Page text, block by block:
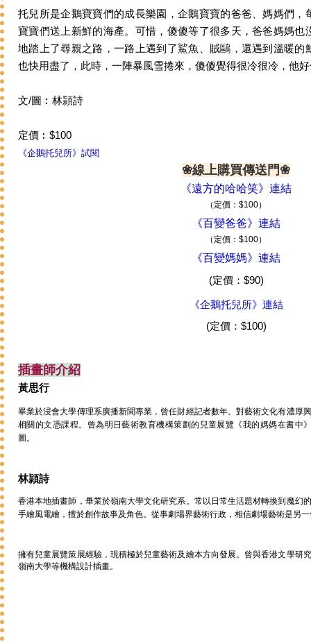
托兒所是企鵝寶寶們的成長樂園，企鵝寶寶的爸爸、媽媽們，
寶寶們送上新鮮的海產。可惜，傻傻等了很多天，爸爸媽媽也
地踏上了尋親之路，一路上遇到了鯊魚、賊鷗，還遇到溫暖的
也快用盡了，此時，一陣暴風雪捲來，傻傻覺得很冷很冷，他
文/圖︰林頴詩
定價︰$100
《企鵝托兒所》試閱
❀線上購買傳送門❀
《遠方的哈哈笑》連結
（定價：$100）
《百變爸爸》連結
（定價：$100）
《百變媽媽》連結
(定價：$90)
《企鵝托兒所》連結
(定價：$100)
插畫師介紹
黃思行
畢業於浸會大學傳理系廣播新聞專業，曾任財經記者數年。對藝術文化有濃厚
相關的文憑課程。曾為明日藝術教育機構策劃的兒童展覽《我的媽媽在書中
圖。
林頴詩
香港本地插畫師，畢業於嶺南大學文化研究系。常以日常生活題材轉換到魔幻
手繪風電繪，擅於創作故事及角色。從事劇場界藝術行政，相信劇場藝術是另
擁有兒童展覽策展經驗，現積極於兒童藝術及繪本方向發展。曾與香港文學研
嶺南大學等機構設計插畫。